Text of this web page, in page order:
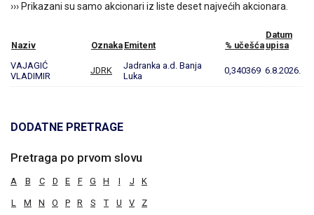
››› Prikazani su samo akcionari iz liste deset najvećih akcionara.
Naziv Oznaka Emitent % učešća
Datum
upisa
VAJAGIĆ
VLADIMIR
JDRK
Jadranka a.d. Banja
Luka
0,340369 6.8.2026.
DODATNE PRETRAGE
Pretraga po prvom slovu
A B C D E F G H I J K
L M N O P R S T U V Z